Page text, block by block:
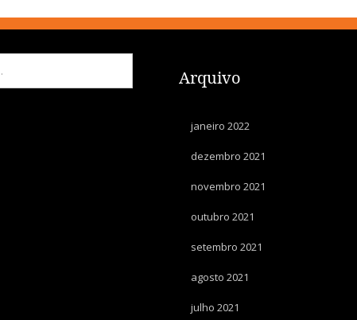
Arquivo
janeiro 2022
dezembro 2021
novembro 2021
outubro 2021
setembro 2021
agosto 2021
julho 2021